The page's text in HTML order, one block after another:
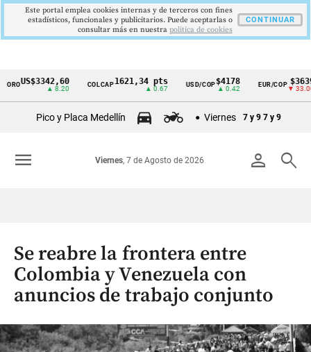
Cintillo
Colombia
US$3342,60
▲ 8.20
COLCAP1621,34 pts
▲ 0.67
USD/COP$4178
▲ 0.42
EUR/COP $3639
▼ 33.00
Pico y Placa Medellín Viernes 7 y 9 7 y 9
person search
Viernes, 7 de Agosto de 2026
menu
Se reabre la frontera entre
Colombia y Venezuela con
anuncios de trabajo conjunto
Este portal emplea cookies internas y de terceros con fines
estadísticos, funcionales y publicitarios. Puede aceptarlas o
consultar más en nuestra politica de cookies
CONTINUAR